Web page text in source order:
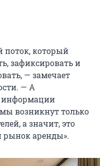
поток, который
зафиксировать и
— замечает
— А
информации
возникнут только
а значит, это
рынок аренды».